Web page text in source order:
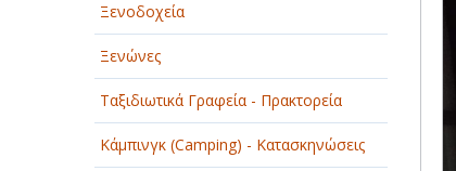
ΔΙΑΦΗΜΙΣΗ - ΜΜΕ
ΕΚΚΛΗΣΙΕΣ - ΦΙΛΑΝΘΡΩΠΙΚΑ
ΣΩΜΑΤΕΙΑ
ΕΚΠΑΙΔΕΥΣΗ - ΣΧΟΛΕΣ
Ξενοδοχεία
Ξενώνες
Ταξιδιωτικά Γραφεία - Πρακτορεία
Κάμπινγκ (Camping) - Κατασκηνώσεις